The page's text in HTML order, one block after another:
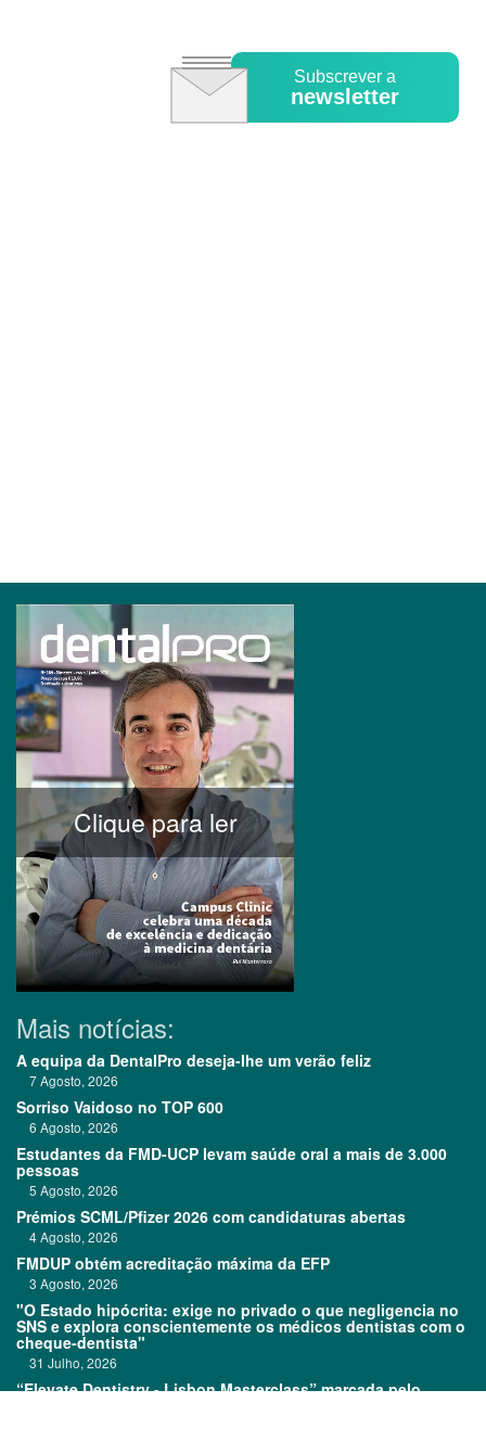
Subscrever a
newsletter
Clique para ler
Mais notícias:
A equipa da DentalPro deseja-lhe um verão feliz
7 Agosto, 2026
Sorriso Vaidoso no TOP 600
6 Agosto, 2026
Estudantes da FMD-UCP levam saúde oral a mais de 3.000
pessoas
5 Agosto, 2026
Prémios SCML/Pfizer 2026 com candidaturas abertas
4 Agosto, 2026
FMDUP obtém acreditação máxima da EFP
3 Agosto, 2026
"O Estado hipócrita: exige no privado o que negligencia no
SNS e explora conscientemente os médicos dentistas com o
cheque-dentista"
31 Julho, 2026
“Elevate Dentistry - Lisbon Masterclass” marcada pelo